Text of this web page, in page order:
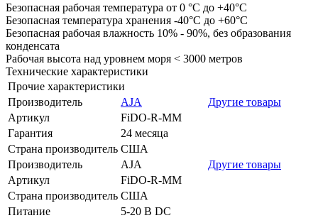
Безопасная рабочая температура от 0 °C до +40°C
Безопасная температура хранения -40°C до +60°C
Безопасная рабочая влажность 10% - 90%, без образования
конденсата
Рабочая высота над уровнем моря < 3000 метров
Технические характеристики
Прочие характеристики
Производитель
AJA
Другие товары
Артикул
FiDO-R-MM
Гарантия
24 месяца
Страна производитель США
Производитель
AJA
Другие товары
Артикул
FiDO-R-MM
Страна производитель США
Питание
5-20 В DC